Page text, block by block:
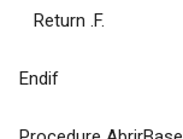
Return .F.
Endif